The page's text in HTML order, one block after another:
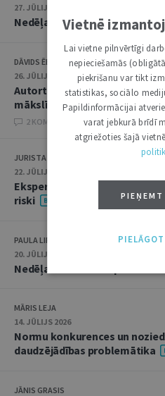
27. JŪLIJS 2026 • 08:00
Nedēļas notikumu apskats:
DĀVIDS ĒBERLIŅŠ
26. JŪLIJS 2026 • 08:00
Autortiesību subjekta un
mākslīgā intelekta kontekstā
2 KOMENTĀRI
JURISTA VĀRDS
22. JŪLIJS 2026 • 14:00
Ekspertu saruna jūlijā:
riski
PAULA LIPE
20. JŪLIJS 2026 • 16:05
Nedēļas notikumu apskats:
MĀRIS LEJA
14. JŪLIJS 2026
Normu konkurences un
daudzējādības problemātika
JĀNIS GRASIS
Vietnē
Lai vietne pilnvērtīgi
nepieciešamās
piekrišanu var tikt
statistikas, sociālo
Papildinformācijai
varat jebkurā brīdī
atgriežoties šajā
PIEŅEMT